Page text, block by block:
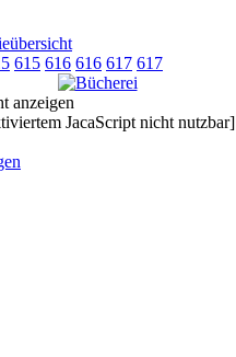
615 616 616 617 617
JacaScript nicht nutzbar]